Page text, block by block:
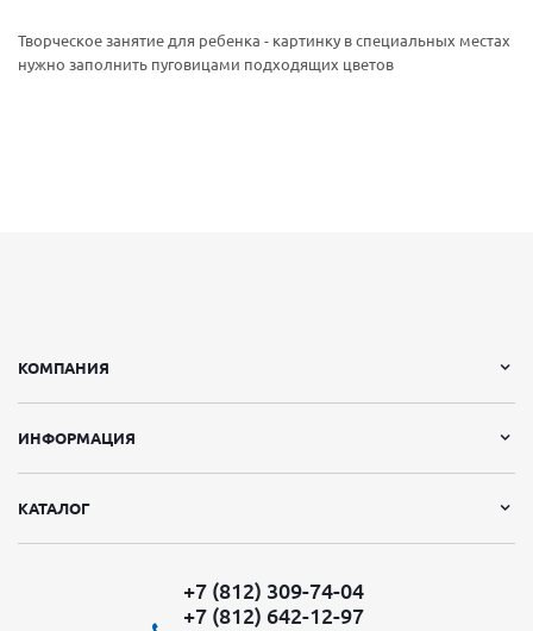
Творческое занятие для ребенка - картинку в специальных местах
нужно заполнить пуговицами подходящих цветов
КОМПАНИЯ
ИНФОРМАЦИЯ
КАТАЛОГ
+7 (812) 309-74-04
+7 (812) 642-12-97